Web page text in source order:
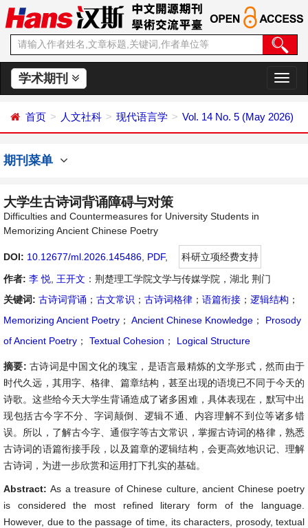
学术期刊
切
换
航
首页 人文社科 现代语言学 Vol. 14 No. 5 (May 2026)
期刊菜单
大学生古诗词背诵障碍与对策
Difficulties and Countermeasures for University Students in
Memorizing Ancient Chinese Poetry
DOI: 10.12677/ml.2026.145486 PDF,
科研立项经费支持
作者: 李 悦 王开文 ：荆楚理工学院文学与传媒学院，湖北 荆门
关键词: 古诗词背诵 ； 古文常识 ； 古诗词格律 ； 语篇衔接 ； 逻辑结构 ；
Memorizing Ancient Poetry ； Ancient Chinese Knowledge ；
Prosody
of Ancient Poetry ； Textual Cohesion ； Logical Structure
摘要: 古诗词是中国文化的瑰宝，是语言最精炼的文学形式，然而由于
时代久远，其用字、格律、篇章结构，甚至出现的语境已不同于今天的
诗歌。这些给今天大学生背诵造成了诸多困难，具体表现在，默写中出
现包括古今字不分、字词颠倒、逻辑不通、内容理解不到位等诸多错
误。所以，了解古今字、通假字等古文常识，掌握古诗词的格律，熟悉
古诗词的语篇衔接手段，以及篇章的逻辑结构，会更高效地识记、理解
古诗词，为进一步欣赏和运用打下扎实的基础。
Abstract:As a treasure of Chinese culture, ancient Chinese poetry
is considered the most refined literary form of the language.
However, due to the passage of time, its characters, prosody, textual